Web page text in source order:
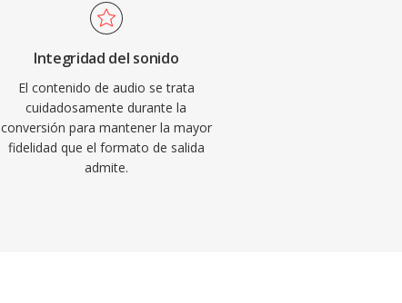
Integridad del sonido
El contenido de audio se trata
cuidadosamente durante la
conversión para mantener la mayor
fidelidad que el formato de salida
admite.